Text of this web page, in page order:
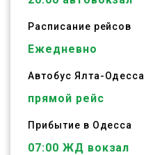
Расписание рейсов
Ежедневно
Автобус Ялта-Одесса
прямой рейс
Прибытие в Одесса
07:00 ЖД вокзал